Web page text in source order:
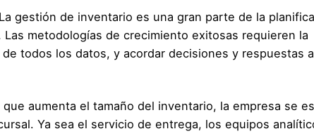
gestión de inventario es una gran parte de la
metodologías de crecimiento exitosas requieren la
todos los datos, y acordar decisiones y respuestas a
aumenta el tamaño del inventario, la empresa se
Ya sea el servicio de entrega, los equipos